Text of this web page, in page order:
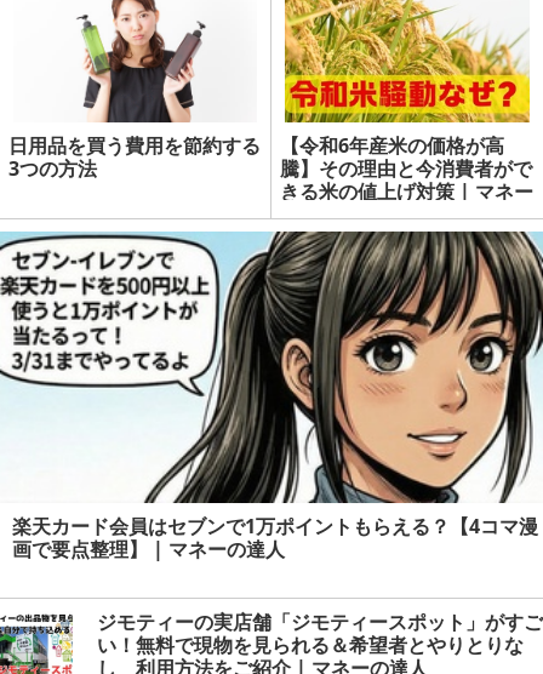
日用品を買う費用を節約する
3つの方法
【令和6年産米の価格が高
騰】その理由と今消費者がで
きる米の値上げ対策 | マネー
の達人
楽天カード会員はセブンで1万ポイントもらえる？【4コマ漫
画で要点整理】 | マネーの達人
ジモティーの実店舗「ジモティースポット」がすご
い！無料で現物を見られる＆希望者とやりとりな
し 利用方法をご紹介 | マネーの達人